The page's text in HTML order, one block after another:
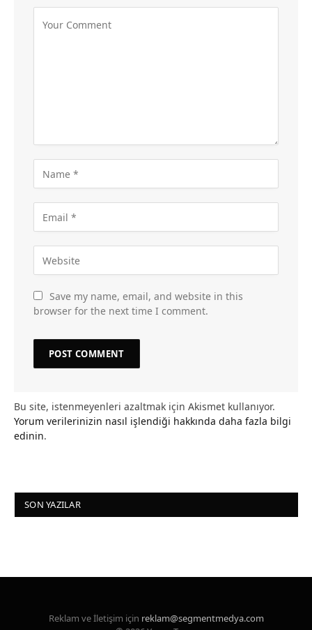
Save my name, email, and website in this
browser for the next time I comment.
Bu site, istenmeyenleri azaltmak için Akismet kullanıyor.
Yorum verilerinizin nasıl işlendiği hakkında daha fazla bilgi
edinin.
SON YAZILAR
Reklam ve İletişim için reklam@segmentmedya.com